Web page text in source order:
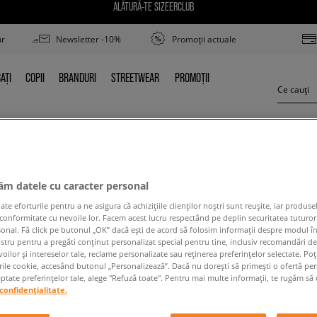
ALĂTURĂ-TE SIZEERCLUB
Newsletter -10% Promoții actuale
COPII
COPII BRANDURI
BRANDURI STREETWEAR
STREETWEAR PROMOȚII
PROMOȚII
ADIDAS OZWEEGO TR
conținutul termenului căutat. Folosește mai
ÎNAPOI LA MAGAZIN
datele cu caracter personal
eforturile pentru a ne asigura că achizițiile clienților noștri sunt reușite, iar
cu nevoile lor. Facem acest lucru respectând pe deplin securitatea
Fă click pe butonul „OK” dacă ești de acord să folosim informații despre modul
pentru a pregăti conținut personalizat special pentru tine, inclusiv recomandări
și intereselor tale, reclame personalizate sau reținerea preferințelor selectate.
cookie, accesând butonul „Personalizează”. Dacă nu dorești să primești o ofertă
preferințelor tale, alege "Refuză toate". Pentru mai multe informații, te rugăm